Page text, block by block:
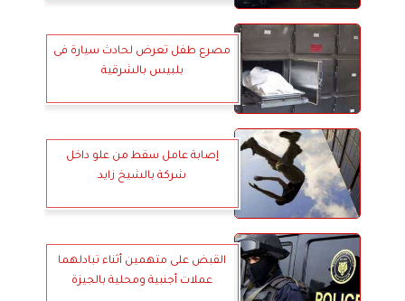
مصرع طفل تعرض لحادث سيارة فى
بلبيس بالشرقية
إصابة عامل سقط من علو داخل
شركة بالشيخ زايد
القبض على متهمين أثناء تبادلهما
عملات أجنبية ومحلية بالجيزة